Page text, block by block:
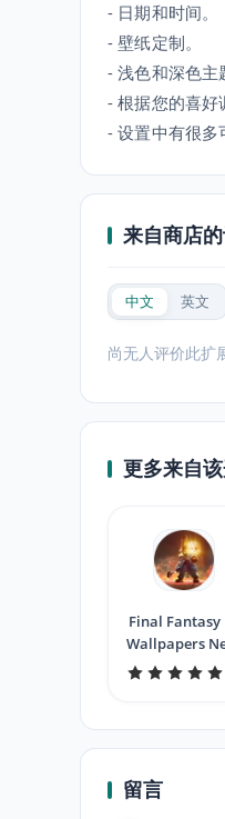
- 日期和时间。
- 壁纸定制。
- 浅色和深色主
- 根据您的喜好
- 设置中有很多
来自商店
中文 英文
尚无人评价此扩
更多来自
Final Fantasy
Wallpapers
Tab
留言